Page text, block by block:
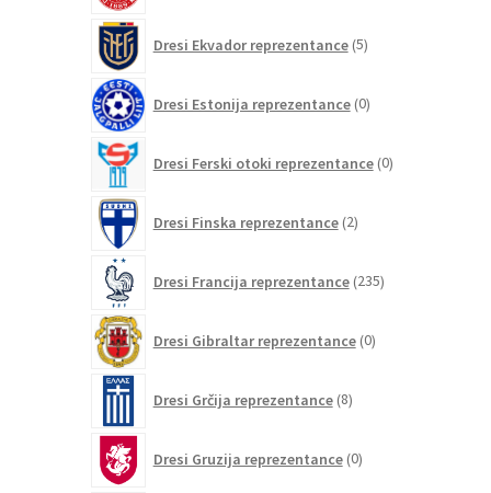
Dresi Ekvador reprezentance 5izdelkov
Dresi Estonija reprezentance 0izdelkov
Dresi Ferski otoki reprezentance 0izdelkov
Dresi Finska reprezentance 2izdelka
Dresi Francija reprezentance 235izdelkov
Dresi Gibraltar reprezentance 0izdelkov
Dresi Grčija reprezentance 8izdelkov
Dresi Gruzija reprezentance 0izdelkov